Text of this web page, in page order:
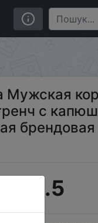
Мужская
с
$33.5